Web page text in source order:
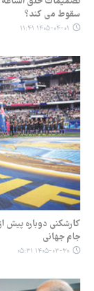
سقوط می کند؟
۱۴۰۵-۰۴-۰۱ ۱۱:۴۱
کارشکنی دوباره پیش
جام جهانی
۱۴۰۵-۰۳-۳۰ ۰۵:۳۱